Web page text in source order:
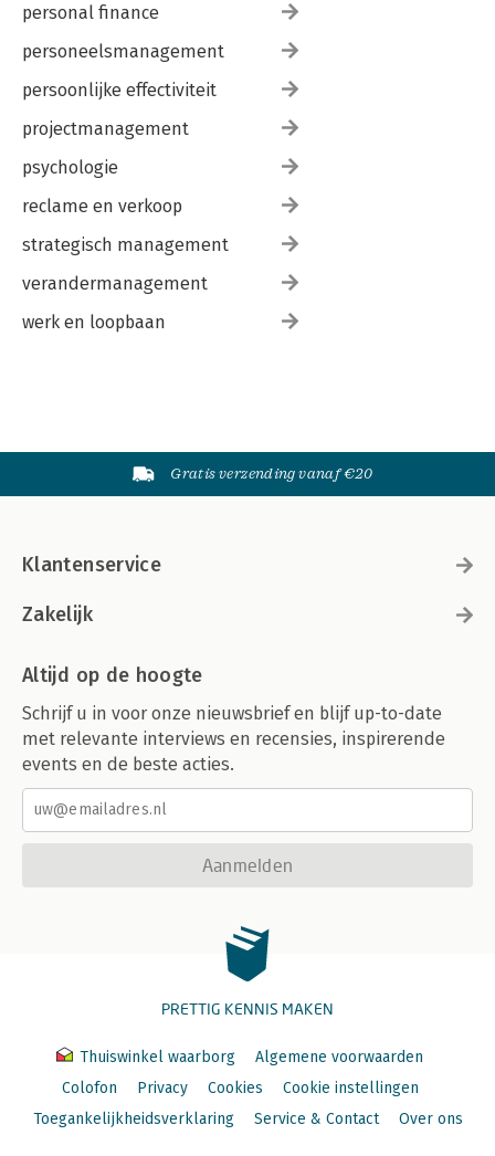
personal finance
personeelsmanagement
persoonlijke effectiviteit
projectmanagement
psychologie
reclame en verkoop
strategisch management
verandermanagement
werk en loopbaan
Gratis verzending vanaf €20
Klantenservice
Zakelijk
Altijd op de hoogte
Schrijf u in voor onze nieuwsbrief en blijf up-to-date
met relevante interviews en recensies, inspirerende
events en de beste acties.
Aanmelden
PRETTIG KENNIS MAKEN
Thuiswinkel waarborg
Algemene voorwaarden
Colofon
Privacy Cookies
Cookie instellingen
Toegankelijkheidsverklaring
Service & Contact Over ons